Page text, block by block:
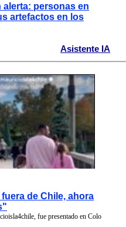
alerta: personas en
artefactos en los
Asistente IA
de Chile, ahora
fue presentado en Colo